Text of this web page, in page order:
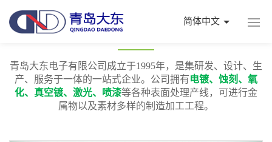
简体中文
不锈钢标牌
青岛大东电子有限公司成立于1995年，是集研发、设计、生
产、服务于一体的一站式企业。公司拥有电镀、蚀刻、氧
化、真空镀、激光、喷漆等各种表面处理产线，可进行金
属物以及素材多样的制造加工工程。